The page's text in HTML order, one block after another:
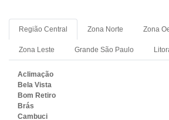
Região Central Zona Norte Zona
Zona Leste Grande São Paulo
Aclimação
Bela Vista
Bom Retiro
Brás
Cambuci